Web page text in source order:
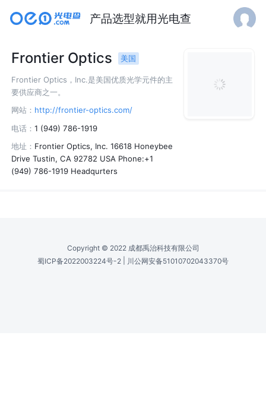
产品选型就用光电查
Frontier Optics 美国
Frontier Optics，Inc.是美国优质光学元件的主
要供应商之一。
网站： http://frontier-optics.com/
电话：1 (949) 786-1919
地址： Frontier Optics, Inc. 16618 Honeybee
Drive Tustin, CA 92782 USA Phone:+1
(949) 786-1919 Headqurters
Copyright © 2022 成都禹治科技有限公司
蜀ICP备2022003224号-2
川公网安备51010702043370号